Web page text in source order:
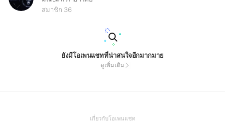
สมาชิก 36
ยังมีโอเพนแชทที่น่าสนใจอีกมากมาย
ดูเพิ่มเติม
เกี่ยวกับโอเพนแชท(Open